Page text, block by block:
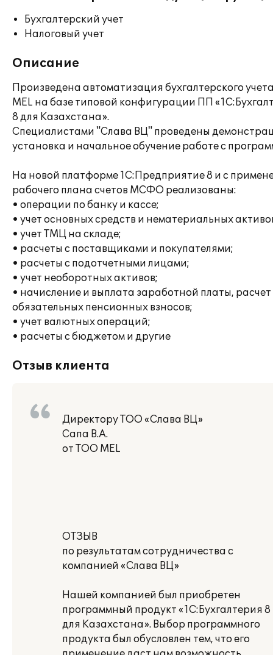
Бухгалтерский учет
Налоговый учет
Описание
Произведена автоматизация бухгалтерского
MEL на базе типовой конфигурации ПП
8 для Казахстана».
Специалистами "Слава ВЦ" проведены
установка и начальное обучение работе с
На новой платформе 1С:Предприятие 8 и с
рабочего плана счетов МСФО реализованы:
• операции по банку и кассе;
• учет основных средств и нематериальных
• учет ТМЦ на складе;
• расчеты с поставщиками и покупателями;
• расчеты с подотчетными лицами;
• учет необоротных активов;
• начисление и выплата заработной платы, расчет
обязательных пенсионных взносов;
• учет валютных операций;
• расчеты с бюджетом и другие
Отзыв клиента
Директору ТОО «Слава ВЦ»
Сапа В.А.
от ТОО MEL
ОТЗЫВ
по результатам сотрудничества с
компанией «Слава ВЦ»
Нашей компанией был приобретен
программный продукт «1С:Бухгалтерия 8
для Казахстана». Выбор программного
продукта был обусловлен тем, что его